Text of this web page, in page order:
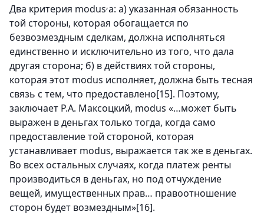
Два критерия modus,a: а) указанная обязанность
той стороны, которая обогащается по
безвозмездным сделкам, должна исполняться
единственно и исключительно из того, что дала
другая сторона; б) в действиях той стороны,
которая этот modus исполняет, должна быть тесная
связь с тем, что предоставлено[15]. Поэтому,
заключает Р.А. Максоцкий, modus «…может быть
выражен в деньгах только тогда, когда само
предоставление той стороной, которая
устанавливает modus, выражается так же в деньгах.
Во всех остальных случаях, когда платеж ренты
производиться в деньгах, но под отчуждение
вещей, имущественных прав… правоотношение
сторон будет возмездным»[16].